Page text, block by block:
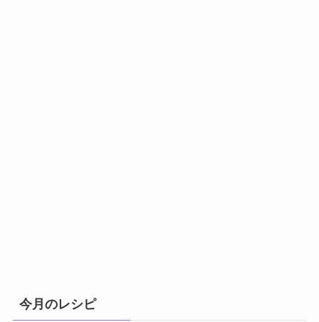
今月のレシピ